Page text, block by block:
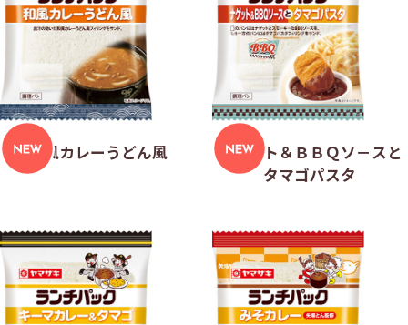
和風カレーうどん風
ナゲット＆ＢＢＱソ－スと
タマゴパスタ